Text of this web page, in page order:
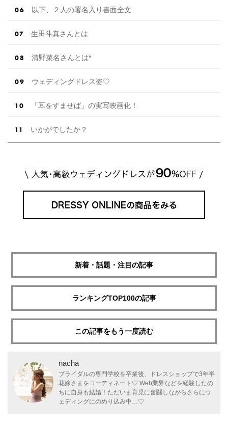
以下、２人の署名入り書面全文
生田斗真さんとは
清野菜名さんとは*
ウェディングドレス姿♡
「耳をすませば」の実写映画化！
いかがでしたか？
新着・話題・注目の記事
ランキングTOP100の記事
この記事をもう一度読む
nacha
ブライダルの専門学校を卒業後、ドレスショップで3年半
花嫁さまをコーディネート♡ Web業界などを経験したの
ちに自身も結婚！ただいま育児に奮闘しながらさらにウ
ェディングにのめり込み中…♡